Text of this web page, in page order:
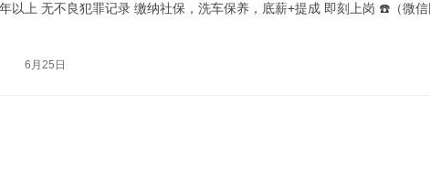
以上 无不良犯罪记录 缴纳社保，洗车保养，底薪+提成 即刻上岗 ☎️（微信
6月25日